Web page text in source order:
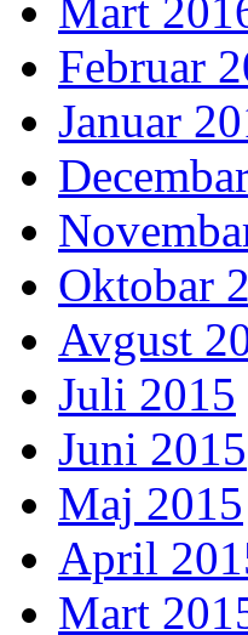
Mart
Februar
Januar
Oktobar
Avgust
Juli 2015
Juni 2015
Maj 2015
April
Mart